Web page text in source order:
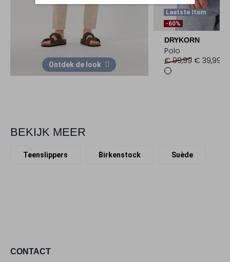
Ontdek de look
Laatste Item
-60%
DRYKORN
Polo
€ 99,99 € 39,99
BEKIJK MEER
Teenslippers Birkenstock Suède
CONTACT